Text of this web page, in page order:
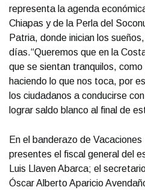
representa la agenda
Chiapas y de la Perla del
Patria, donde inician los
días.“Queremos que en la
que se sientan tranquilos,
haciendo lo que nos toca, por
los ciudadanos a conducirse
lograr saldo blanco al final de
En el banderazo de
presentes el fiscal general del
Luis Llaven Abarca; el
Óscar Alberto Aparicio